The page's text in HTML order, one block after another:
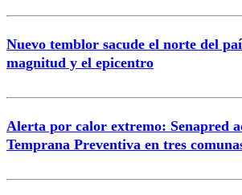
Nuevo temblor sacude el norte del
magnitud y el epicentro
Alerta por calor extremo: Senapred
Temprana Preventiva en tres